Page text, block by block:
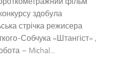
здобула
стрічка режисера
Собчука «Штангіст» ,
– Michal...